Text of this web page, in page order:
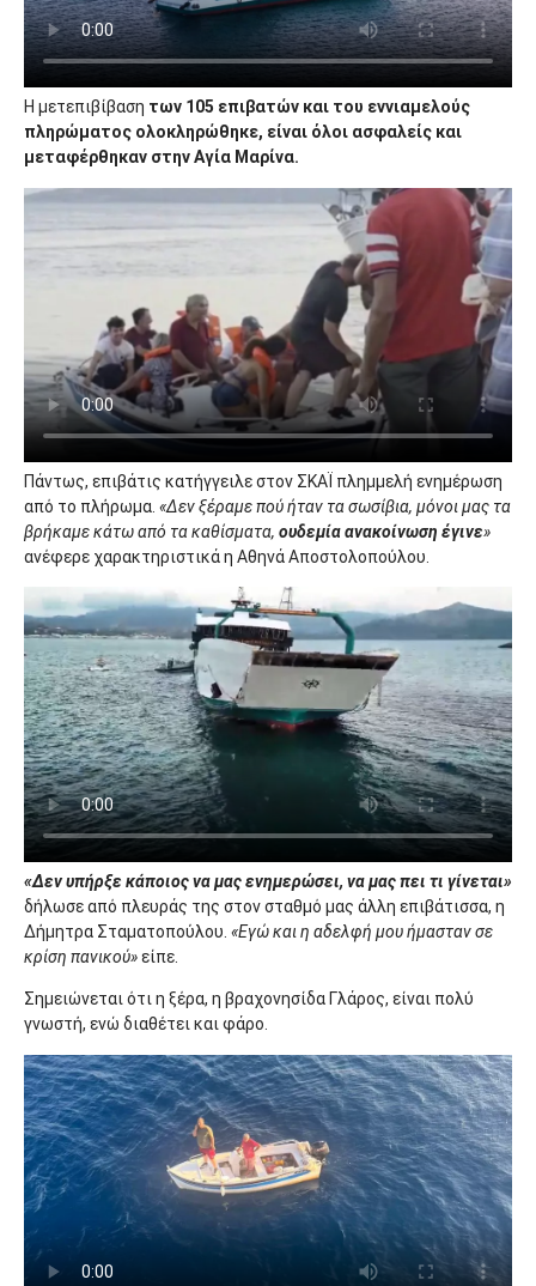
Η μετεπιβίβαση των 105 επιβατών και του εννιαμελούς
πληρώματος ολοκληρώθηκε, είναι όλοι ασφαλείς και
μεταφέρθηκαν στην Αγία Μαρίνα.
Πάντως, επιβάτις κατήγγειλε στον ΣΚΑΪ πλημμελή ενημέρωση
από το πλήρωμα. «Δεν ξέραμε πού ήταν τα σωσίβια, μόνοι μας τα
βρήκαμε κάτω από τα καθίσματα, ουδεμία ανακοίνωση έγινε»
ανέφερε χαρακτηριστικά η Αθηνά Αποστολοπούλου.
«Δεν υπήρξε κάποιος να μας ενημερώσει, να μας πει τι γίνεται»
δήλωσε από πλευράς της στον σταθμό μας άλλη επιβάτισσα, η
Δήμητρα Σταματοπούλου. «Εγώ και η αδελφή μου ήμασταν σε
κρίση πανικού»είπε.
Σημειώνεται ότι η ξέρα, η βραχονησίδα Γλάρος, είναι πολύ
γνωστή, ενώ διαθέτει και φάρο.